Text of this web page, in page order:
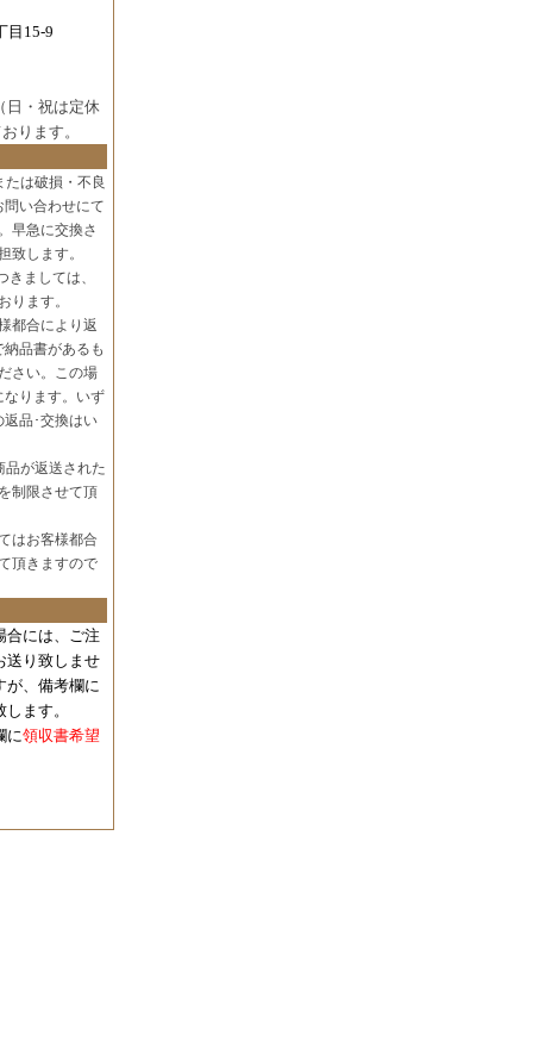
15-9
日・祝は定休
ります。
は破損・不良
い合わせにて
早急に交換さ
致します。
ましては、
ります。
都合により返
品書があるも
さい。この場
なります。いず
品･交換はい
品が返送された
制限させて頂
はお客様都合
頂きますので
には、 ご注
送り致しませ
が、備考欄に
ます。
に領収書希望